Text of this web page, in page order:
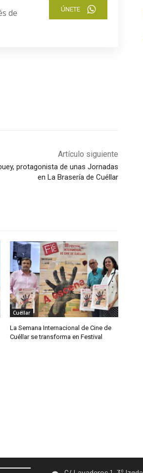
de
ÚNETE
Artículo siguiente
protagonista de unas Jornadas
en La Brasería de Cuéllar
Cuéllar
La Semana Internacional de Cine de
Cuéllar se transforma en Festival